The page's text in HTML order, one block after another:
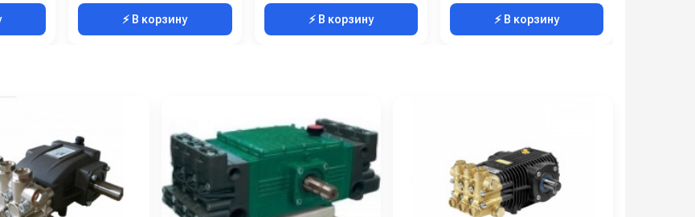
⚡ В корзину ⚡ В корзину ⚡ В корзину